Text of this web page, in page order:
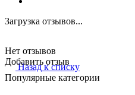
Загрузка отзывов...
Нет отзывов
Добавить отзыв
Назад к списку
Популярные категории